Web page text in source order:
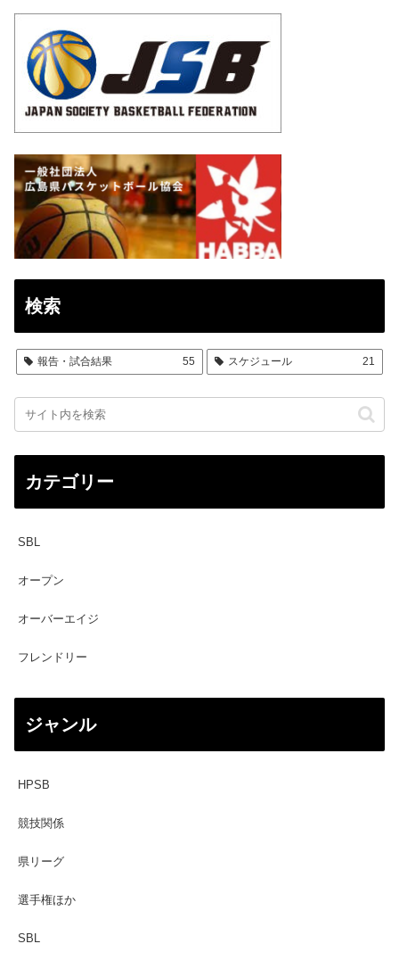
検索
報告・試合結果 55 スケジュール 21
カテゴリー
SBL
オープン
オーバーエイジ
フレンドリー
ジャンル
HPSB
競技関係
県リーグ
選手権ほか
SBL